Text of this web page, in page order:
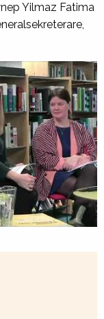
Yilmaz Fatima